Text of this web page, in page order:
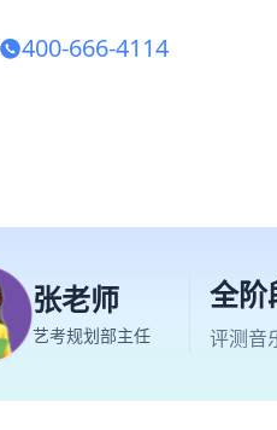
400-666-4114
张老师
艺考规划部主任
全阶
评测音